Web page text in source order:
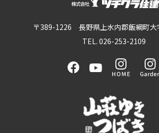
〒389-1226 長野県上水内郡飯綱町大
TEL. 026-253-2109